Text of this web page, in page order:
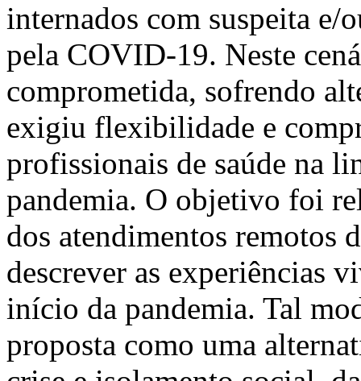
internados com suspeita e/
pela COVID-19. Neste
comprometida, sofrendo
exigiu flexibilidade e
profissionais de saúde na
pandemia. O objetivo foi
dos atendimentos remotos
descrever as experiências
início da pandemia. Tal
proposta como uma